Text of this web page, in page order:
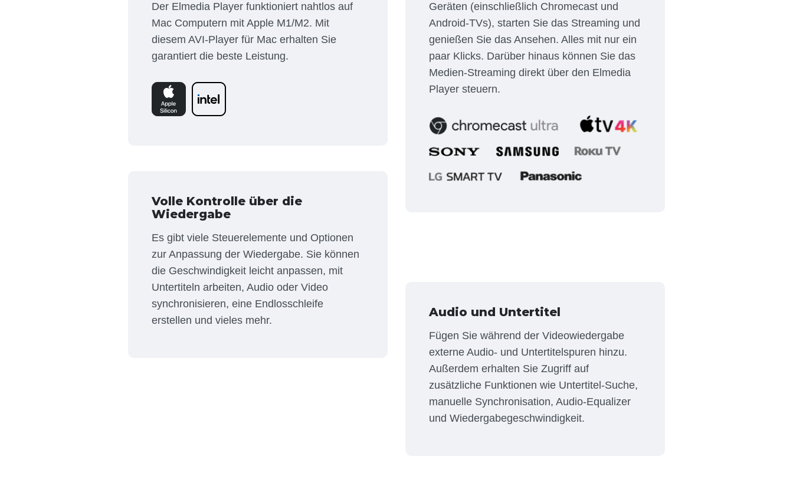
Geräten (einschließlich Chromecast und
Android-TVs), starten Sie das Streaming und
genießen Sie das Ansehen. Alles mit nur ein
paar Klicks. Darüber hinaus können Sie das
Medien-Streaming direkt über den Elmedia
Player steuern.
Der Elmedia Player funktioniert nahtlos auf
Mac Computern mit Apple M1/M2. Mit
diesem AVI-Player für Mac erhalten Sie
garantiert die beste Leistung.
Volle Kontrolle über die
Wiedergabe
Es gibt viele Steuerelemente und Optionen
zur Anpassung der Wiedergabe. Sie können
die Geschwindigkeit leicht anpassen, mit
Untertiteln arbeiten, Audio oder Video
synchronisieren, eine Endlosschleife
erstellen und vieles mehr.
Audio und Untertitel
Fügen Sie während der Videowiedergabe
externe Audio- und Untertitelspuren hinzu.
Außerdem erhalten Sie Zugriff auf
zusätzliche Funktionen wie Untertitel-Suche,
manuelle Synchronisation, Audio-Equalizer
und Wiedergabegeschwindigkeit.